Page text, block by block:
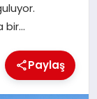
bir…
Paylaş